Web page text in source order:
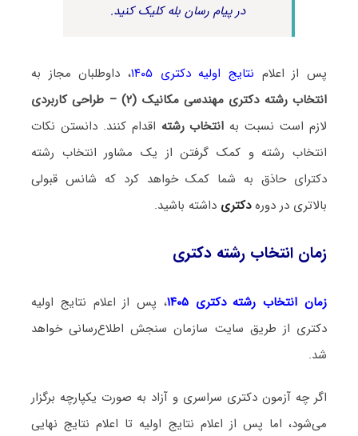
در پیام رسان بله کلیک کنید.
پس از اعلام نتایج اولیه دکتری ۱۴۰۵
، داوطلبان مجاز به
انتخاب رشته دکتری مهندسی مکانیک (۲) – طراحی کاربردی
لازم است نسبت به انتخاب رشته اقدام کنند. دانستن نکات
انتخاب رشته و کمک گرفتن از یک مشاور انتخاب رشته
دکترای حاذق به شما کمک خواهد کرد که شانس قبولی
بالاتری در دورهدکتری داشته باشید.
زمان انتخاب رشته دکتری
زمان انتخاب رشته دکتری ۱۴۰۵
، پس از اعلام نتایج اولیه
دکتری از طریق سایت سازمان سنجش اطلاع‌رسانی خواهد
شد.
اگر چه آزمون دکتری سراسری و آزاد به صورت یکپارچه برگزار
می‌شود، اما پس از اعلام نتایج اولیه تا اعلام نتایج نهایی